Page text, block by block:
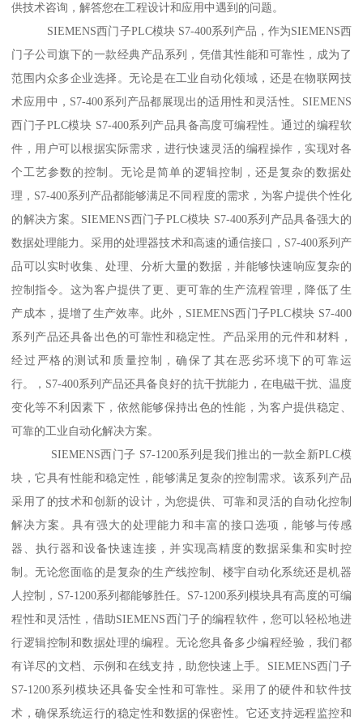
供技术咨询，解答您在工程设计和应用中遇到的问题。
SIEMENS西门子PLC模块 S7-400系列产品，作为SIEMENS西
门子公司旗下的一款经典产品系列，凭借其性能和可靠性，成为了
范围内众多企业选择。无论是在工业自动化领域，还是在物联网技
术应用中，S7-400系列产品都展现出的适用性和灵活性。SIEMENS
西门子PLC模块 S7-400系列产品具备高度可编程性。通过的编程软
件，用户可以根据实际需求，进行快速灵活的编程操作，实现对各
个工艺参数的控制。无论是简单的逻辑控制，还是复杂的数据处
理，S7-400系列产品都能够满足不同程度的需求，为客户提供个性化
的解决方案。SIEMENS西门子PLC模块 S7-400系列产品具备强大的
数据处理能力。采用的处理器技术和高速的通信接口，S7-400系列产
品可以实时收集、处理、分析大量的数据，并能够快速响应复杂的
控制指令。这为客户提供了更、更可靠的生产流程管理，降低了生
产成本，提增了生产效率。此外，SIEMENS西门子PLC模块 S7-400
系列产品还具备出色的可靠性和稳定性。产品采用的元件和材料，
经过严格的测试和质量控制，确保了其在恶劣环境下的可靠运
行。，S7-400系列产品还具备良好的抗干扰能力，在电磁干扰、温度
变化等不利因素下，依然能够保持出色的性能，为客户提供稳定、
可靠的工业自动化解决方案。
SIEMENS西门子 S7-1200系列是我们推出的一款全新PLC模
块，它具有性能和稳定性，能够满足复杂的控制需求。该系列产品
采用了的技术和创新的设计，为您提供、可靠和灵活的自动化控制
解决方案。具有强大的处理能力和丰富的接口选项，能够与传感
器、执行器和设备快速连接，并实现高精度的数据采集和实时控
制。无论您面临的是复杂的生产线控制、楼宇自动化系统还是机器
人控制，S7-1200系列都能够胜任。S7-1200系列模块具有高度的可编
程性和灵活性，借助SIEMENS西门子的编程软件，您可以轻松地进
行逻辑控制和数据处理的编程。无论您具备多少编程经验，我们都
有详尽的文档、示例和在线支持，助您快速上手。SIEMENS西门子
S7-1200系列模块还具备安全性和可靠性。采用了的硬件和软件技
术，确保系统运行的稳定性和数据的保密性。它还支持远程监控和